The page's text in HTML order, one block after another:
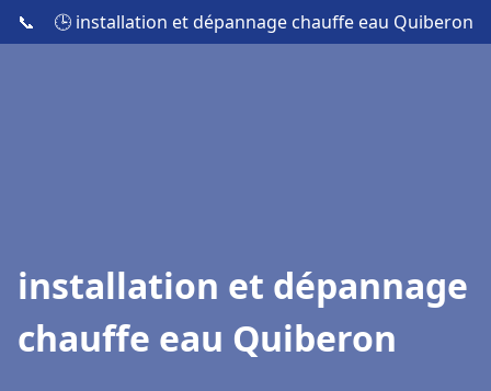
📞 🕒 installation et dépannage chauffe eau Quiberon
installation et dépannage
chauffe eau Quiberon